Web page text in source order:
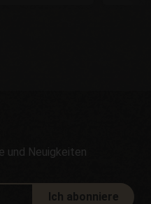
und Neuigkeiten
Ich abonniere